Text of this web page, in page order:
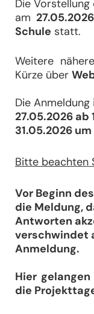
Die
am
Schule statt.
Weitere
Kürze über
Die
27.05.2026 ab
31.05.2026
Bitte beachten
Vor Beginn
die Meldung,
Antworten
verschwindet
Anmeldung.
Hier
die